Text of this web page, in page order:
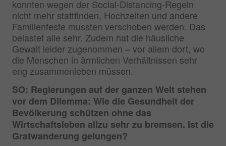
konnten wegen der Social-Distancing-Regeln
nicht mehr stattfinden, Hochzeiten und andere
Familienfeste mussten verschoben werden. Das
belastet alle sehr. Zudem hat die häusliche
Gewalt leider zugenommen – vor allem dort, wo
die Menschen in ärmlichen Verhältnissen sehr
eng zusammenleben müssen.
SO: Regierungen auf der ganzen Welt stehen
vor dem Dilemma: Wie die Gesundheit der
Bevölkerung schützen ohne das
Wirtschaftsleben allzu sehr zu bremsen. Ist die
Gratwanderung gelungen?